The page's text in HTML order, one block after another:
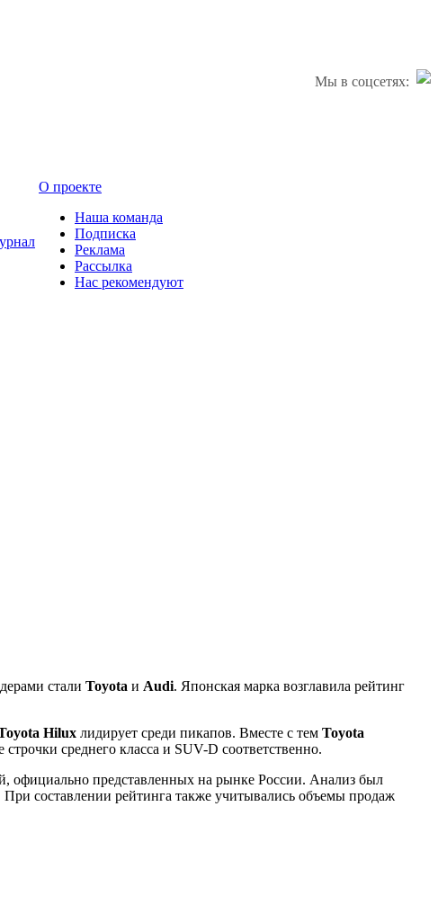
Мы в соцсетях:
О проекте
Наша команда
Подписка
Реклама
Рассылка
Нас рекомендуют
стали Toyota и Audi. Японская марка возглавила рейтинг
Hilux лидирует среди пикапов. Вместе с тем Toyota
строчки среднего класса и SUV-D соответственно.
официально представленных на рынке России. Анализ был
составлении рейтинга также учитывались объемы продаж